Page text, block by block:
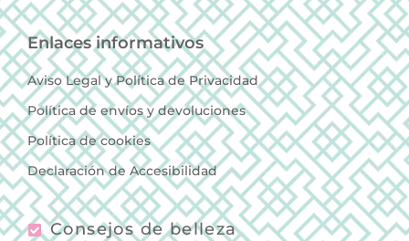
Enlaces informativos
Aviso Legal y Política de Privacidad
Política de envíos y devoluciones
Política de cookies
Declaración de Accesibilidad
Consejos de belleza